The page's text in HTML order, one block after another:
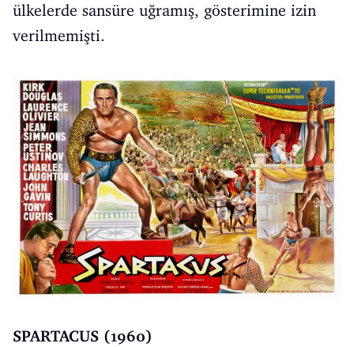
ülkelerde sansüre uğramış, gösterimine izin
verilmemişti.
SPARTACUS (1960)